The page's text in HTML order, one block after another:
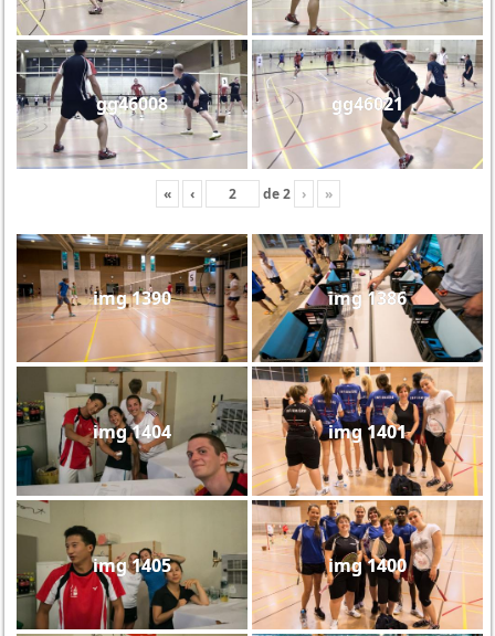
gg46008 gg46021
« ‹ de2 › »
img 1390 img 1386
img 1404 img 1401
img 1405 img 1400